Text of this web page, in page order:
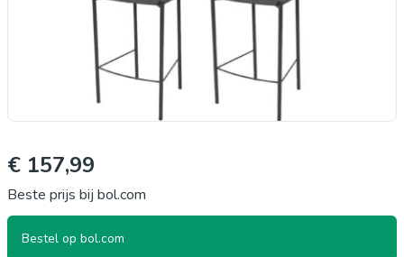
€ 157,99
Beste prijs bij bol.com
Bestel op bol.com